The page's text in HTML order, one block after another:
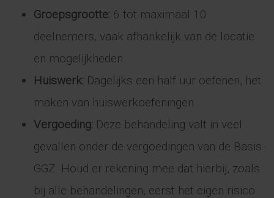
Groepsgrootte: 6 tot maximaal 10
deelnemers, vaak afhankelijk van de locatie
en mogelijkheden
Huiswerk: Dagelijks een half uur oefenen, het
maken van huiswerkoefeningen
Vergoeding: Deze behandeling valt in veel
gevallen onder de vergoedingen van de Basis-
GGZ. Houd er rekening mee dat hierbij, zoals
bij alle behandelingen, eerst het eigen risico